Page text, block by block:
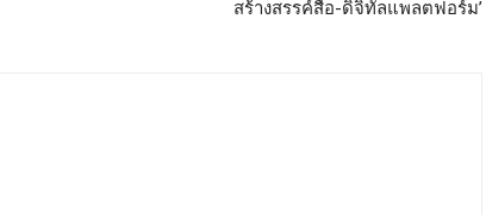
สร้างสรรค์สื่อ-ดิจิทัลแพลตฟอร์ม’